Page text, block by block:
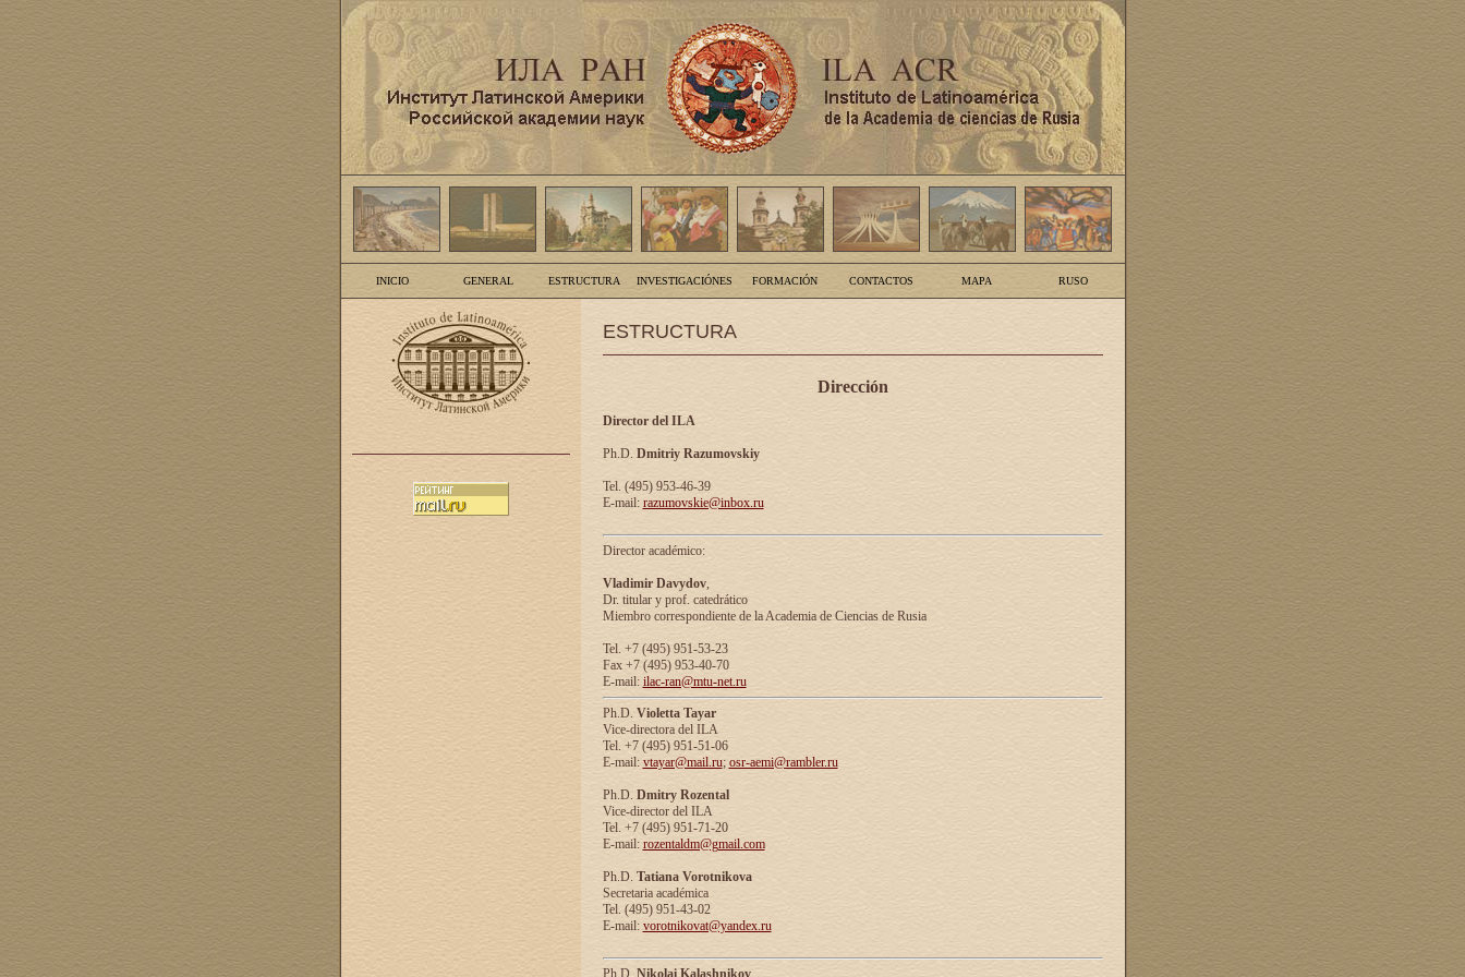
INICIO GENERAL ESTRUCTURA INVESTIGACIÓNES FORMACIÓN CONTACTOS MAPA RUSO
ESTRUCTURA
Dirección
Director del ILA
Ph.D. Dmitriy Razumovskiy
Tel. (495) 953-46-39
E-mail: razumovskie@inbox.ru
Director académico:
Vladimir Davydov,
Dr. titular y prof. catedrático
Miembro correspondiente de la Academia de Ciencias de Rusia
Tel. +7 (495) 951-53-23
Fax +7 (495) 953-40-70
E-mail: ilac-ran@mtu-net.ru
Ph.D. Violetta Tayar
Vice-directora del ILA
Tel. +7 (495) 951-51-06
E-mail: vtayar@mail.ru; osr-aemi@rambler.ru
Ph.D. Dmitry Rozental
Vice-director del ILA
Tel. +7 (495) 951-71-20
E-mail: rozentaldm@gmail.com
Ph.D. Tatiana Vorotnikova
Secretaria académica
Tel. (495) 951-43-02
E-mail: vorotnikovat@yandex.ru
Ph.D. Nikolai Kalashnikov